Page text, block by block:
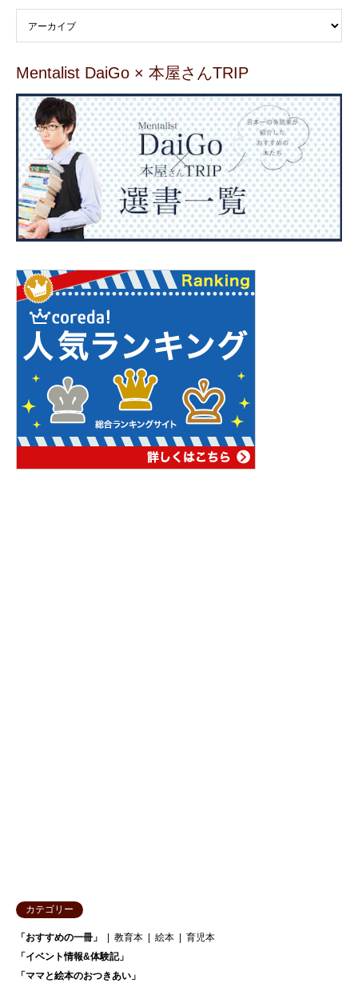
Mentalist DaiGo × 本屋さんTRIP
カテゴリー
「おすすめの一冊」 教育本 絵本
育児本
「イベント情報&体験記」
「ママと絵本のおつきあい」